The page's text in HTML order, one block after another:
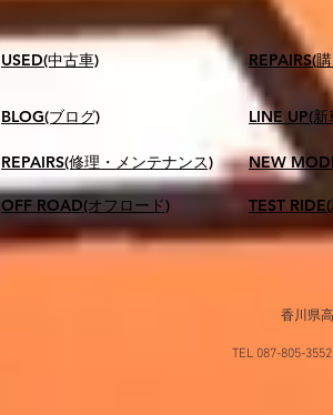
USED(中古車)
BLOG(ブログ)
REPAIRS(修理・メンテナンス)
OFF ROAD(オフロード)
​REPAIRS(
LINE UP(
NEW
TEST
香川県
TEL 087-805-